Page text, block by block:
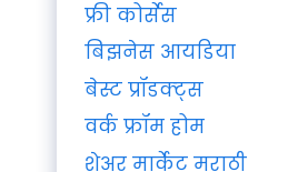
फ्री कोर्सेस
बिझनेस आयडिया
बेस्ट प्रॉडक्ट्स
वर्क फ्रॉम होम
शेअर मार्केट मराठी